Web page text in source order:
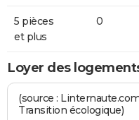
5 pièces
et plus
0
Loyer des
(source :
Transition écologique)